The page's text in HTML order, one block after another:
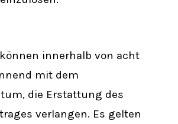
innerhalb von acht
mit dem
die Erstattung des
verlangen. Es gelten